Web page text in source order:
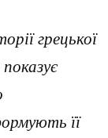
грецької
її